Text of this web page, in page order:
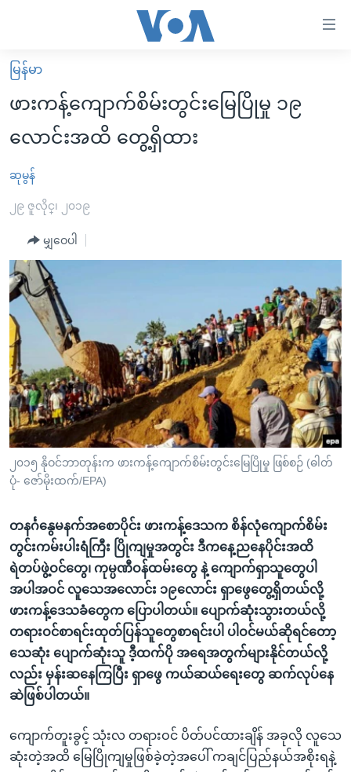
လွယ်ကူ
စေ
များ
ပင်မ
ကျော်
ကြည့်
ရန်
ပင်မ
အ
ညွန်း
စာမျက်နှာ
သို့
ကျော်
ကြည့်
ရန်
ရန်
နေရာ
သို့
ကျော်
ရန်
မူလစာမျက်နှာ
မြန်မာ
ကမ္ဘာ့သတင်းများ
နိုင်ငံတကာ
အစ္စရေး-ပါလက်စတိုင်း
ဗွီဒီယို
အင်္ဂလိပ်စာလေ့လာမယ်
အမေရိကန်သုံးအီဒီယံ
မကြေးမုံရဲ့ အင်္ဂလိပ်စာ
ရုပ်ရှင်ထဲက အင်္ဂလိပ်စာ
သုတပဒေသာ အင်္ဂလိပ်စာ
အပတ်စဉ်ကဏ္ဍများ
ရေဒီယို
ရေဒီယိုနှင့်ရုပ်သံ အချက်အလက်များ
ရေဒီယို/တီဗွီအစီအစဉ်
Learning English
ဗွီအိုအေ လူမှုကွန်ယက်များ
မြန်မာ
ဖားကန့်ကျောက်စိမ်းတွင်းမြေပြိုမှု ၁၉
လောင်းအထိ တွေ့ရှိထား
ဆုမွန်
၂၉ ဇူလိုင္၊ ၂၀၁၉
မျှဝေပါ
၂၀၁၅ နိုဝင်ဘာတုန်းက ဖားကန့်ကျောက်စိမ်းတွင်းမြေပြိုမှု ဖြစ်စဉ် (ဓါတ်
ပုံ- ဇော်မိုးထက်/EPA)
တနင်္ဂနွေမနက်အစောပိုင်း ဖားကန့်ဒေသက စိန်လုံကျောက်စိမ်း
တွင်းကမ်းပါးရံကြီး ပြိုကျမှုအတွင်း ဒီကနေ့ညနေပိုင်းအထိ
ရဲတပ်ဖွဲ့ဝင်တွေ၊ ကုမ္ပဏီဝန်ထမ်းတွေ နဲ့ ကျောက်ရှာသူတွေပါ
အပါအဝင် လူသေအလောင်း ၁၉လောင်း ရှာဖွေတွေ့ရှိတယ်လို့
ဖားကန့်ဒေသခံတွေက ပြောပါတယ်။ ပျောက်ဆုံးသွားတယ်လို့
တရားဝင်စာရင်းထုတ်ပြန်သူတွေစာရင်းပါ ပါဝင်မယ်ဆိုရင်တော့
သေဆုံး ပျောက်ဆုံးသူ ဒီ့ထက်ပို အရေအတွက်များနိုင်တယ်လို့
လည်း မှန်းဆနေကြပြီး ရှာဖွေ ကယ်ဆယ်ရေးတွေ ဆက်လုပ်နေ
ဆဲဖြစ်ပါတယ်။
ကျောက်တူးခွင့် သုံးလ တရားဝင် ပိတ်ပင်ထားချိန် အခုလို လူသေ
ဆုံးတဲ့အထိ မြေပြိုကျမှုဖြစ်ခဲ့တဲ့အပေါ် ကချင်ပြည်နယ်အစိုးရနဲ့